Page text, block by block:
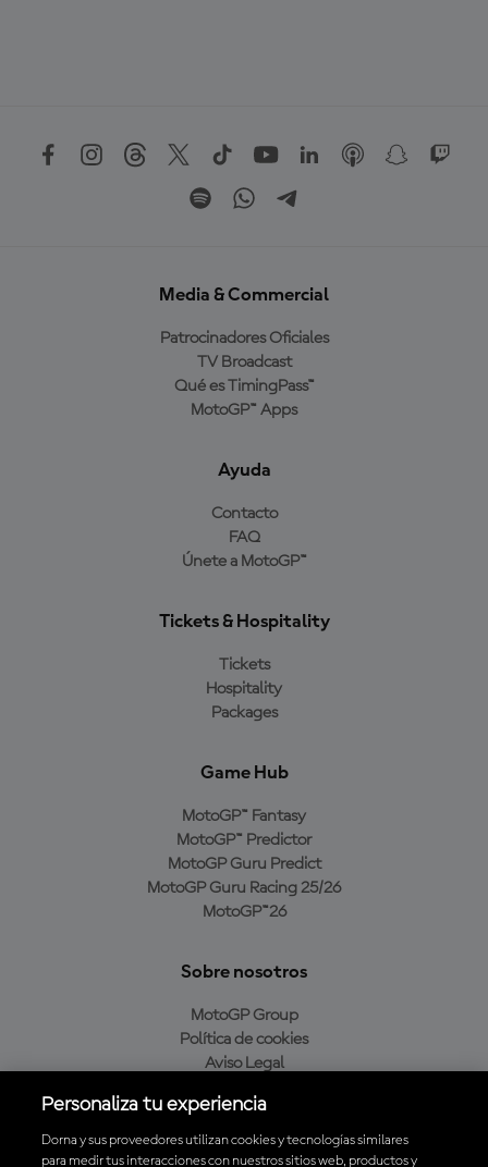
Media & Commercial
Patrocinadores Oficiales
TV Broadcast
Qué es TimingPass™
MotoGP™ Apps
Ayuda
Contacto
FAQ
Únete a MotoGP™
Tickets & Hospitality
Tickets
Hospitality
Packages
Game Hub
MotoGP™ Fantasy
MotoGP™ Predictor
MotoGP Guru Predict
MotoGP Guru Racing 25/26
MotoGP™26
Sobre nosotros
MotoGP Group
Política de cookies
Aviso Legal
Política de compra
Personaliza tu experiencia
Dorna y sus proveedores utilizan cookies y tecnologías similares
para medir tus interacciones con nuestros sitios web, productos y